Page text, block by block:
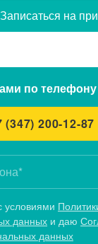
Записаться на
по телефону
(347) 200-12-87
условиями
данных и даю
данных